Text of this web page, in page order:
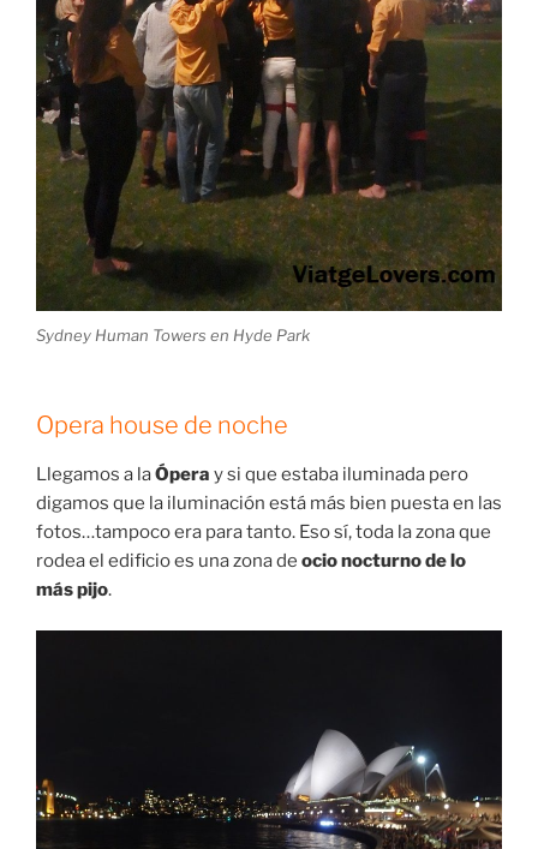
Sydney Human Towers en Hyde Park
Opera house de noche
Llegamos a laÓpera y si que estaba iluminada pero
digamos que la iluminación está más bien puesta en las
fotos…tampoco era para tanto. Eso sí, toda la zona que
rodea el edificio es una zona de ocio nocturno de lo
más pijo.